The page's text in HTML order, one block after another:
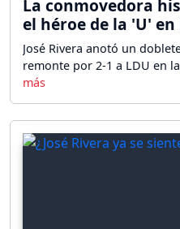
La conmovedora
el héroe de la 'U'
José Rivera anotó un
remonte por 2-1 a LDU en